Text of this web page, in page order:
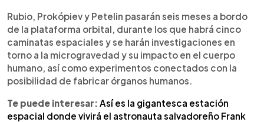
Rubio, Prokópiev y Petelin pasarán seis meses a bordo
de la plataforma orbital, durante los que habrá cinco
caminatas espaciales y se harán investigaciones en
torno a la microgravedad y su impacto en el cuerpo
humano, así como experimentos conectados con la
posibilidad de fabricar órganos humanos.
Te puede interesar: Así es la gigantesca estación
espacial donde vivirá el astronauta salvadoreño Frank